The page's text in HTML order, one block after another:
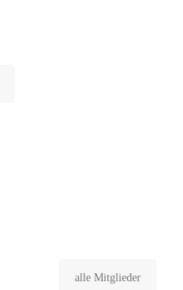
alle Mitglieder